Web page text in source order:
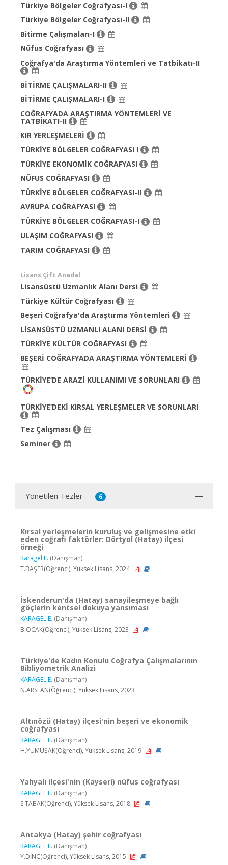
Türkiye Bölgeler Coğrafyası-I
Türkiye Bölgeler Coğrafyası-II
Bitirme Çalışmaları-I
Nüfus Coğrafyası
Coğrafya'da Araştırma Yöntemleri ve Tatbikatı-II
BİTİRME ÇALIŞMALARI-II
BİTİRME ÇALIŞMALARI-I
COĞRAFYADA ARAŞTIRMA YÖNTEMLERİ VE
TATBİKATI-II
KIR YERLEŞMELERİ
TÜRKİYE BÖLGELER COĞRAFYASI I
TÜRKİYE EKONOMİK COĞRAFYASI
NÜFUS COĞRAFYASI
TÜRKİYE BÖLGELER COĞRAFYASI-II
AVRUPA COĞRAFYASI
TÜRKİYE BÖLGELER COĞRAFYASI-I
ULAŞIM COĞRAFYASI
TARIM COĞRAFYASI
Lisans Çift Anadal
Lisansüstü Uzmanlık Alanı Dersi
Türkiye Kültür Coğrafyası
Beşeri Coğrafya'da Araştırma Yöntemleri
LİSANSÜSTÜ UZMANLI ALANI DERSİ
TÜRKİYE KÜLTÜR COĞRAFYASI
BEŞERİ COĞRAFYADA ARAŞTIRMA YÖNTEMLERİ
TÜRKİYE’DE ARAZİ KULLANIMI VE SORUNLARI
TÜRKİYE’DEKİ KIRSAL YERLEŞMELER VE SORUNLARI
Tez Çalışması
Seminer
Yönetilen Tezler 6
Kırsal yerleşmelerin kuruluş ve gelişmesine etki
eden coğrafi faktörler: Dörtyol (Hatay) ilçesi
örneği
Karagel E. (Danışman)
T.BAŞER(Öğrenci), Yüksek Lisans, 2024
İskenderun'da (Hatay) sanayileşmeye bağlı
göçlerin kentsel dokuya yansıması
KARAGEL E. (Danışman)
B.OCAK(Öğrenci), Yüksek Lisans, 2023
Türkiye'de Kadın Konulu Coğrafya Çalışmalarının
Bibliyometrik Analizi
KARAGEL E. (Danışman)
N.ARSLAN(Öğrenci), Yüksek Lisans, 2023
Altınözü (Hatay) ilçesi'nin beşeri ve ekonomik
coğrafyası
KARAGEL E. (Danışman)
H.YUMUŞAK(Öğrenci), Yüksek Lisans, 2019
Yahyalı ilçesi'nin (Kayseri) nüfus coğrafyası
KARAGEL E. (Danışman)
S.TABAK(Öğrenci), Yüksek Lisans, 2018
Antakya (Hatay) şehir coğrafyası
KARAGEL E. (Danışman)
Y.DİNÇ(Öğrenci), Yüksek Lisans, 2015